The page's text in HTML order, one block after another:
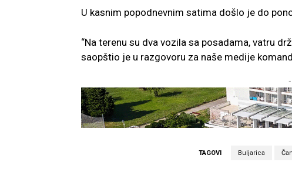
U kasnim popodnevnim satima došlo je do
“Na terenu su dva vozila sa posadama, vatru
saopštio je u razgovoru za naše medije
-
TAGOVI Buljarica